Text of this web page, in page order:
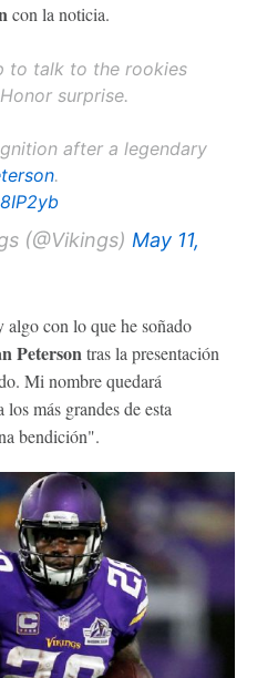
con la noticia.
to talk to the rookies
surprise.
after a legendary
.
(@Vikings) May 11,
algo con lo que he soñado
Petersontras la presentación
Mi nombre quedará
más grandes de esta
bendición".